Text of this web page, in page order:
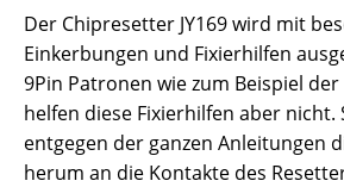
Der Chipresetter JY169 wird mit
Einkerbungen und Fixierhilfen
9Pin Patronen wie zum Beispiel der
helfen diese Fixierhilfen aber nicht.
entgegen der ganzen Anleitungen
herum an die Kontakte des